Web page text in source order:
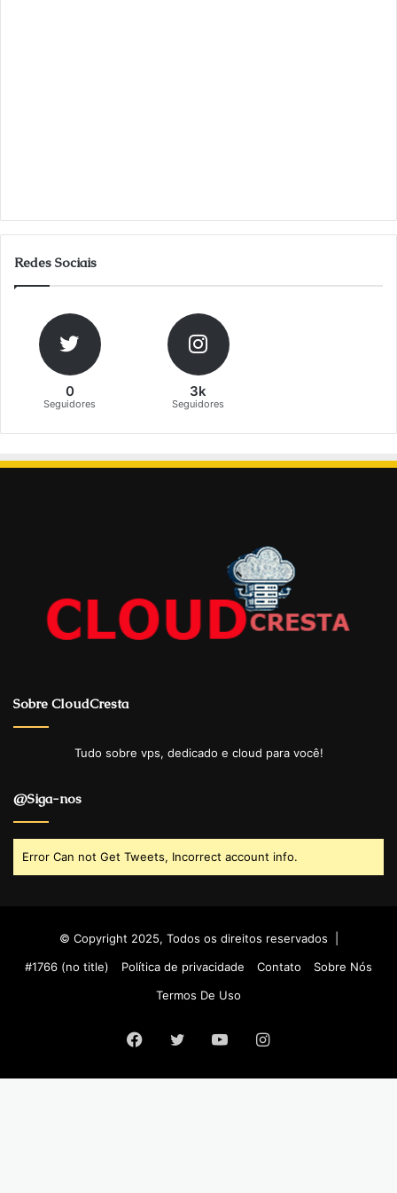
Redes Sociais
0
Seguidores
3k
Seguidores
Sobre CloudCresta
Tudo sobre vps, dedicado e cloud para você!
@Siga-nos
Error Can not Get Tweets, Incorrect account info.
© Copyright 2025, Todos os direitos reservados |
#1766 (no title)
Política de privacidade Contato
Sobre Nós
Termos De Uso
Facebook
Twitter YouTubeInstagram